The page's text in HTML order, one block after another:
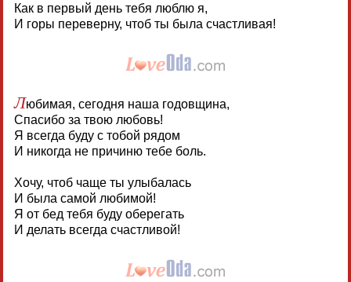
Как в первый день тебя люблю я,
И горы переверну, чтоб ты была счастливая!
Любимая, сегодня наша годовщина,
Спасибо за твою любовь!
Я всегда буду с тобой рядом
И никогда не причиню тебе боль.
Хочу, чтоб чаще ты улыбалась
И была самой любимой!
Я от бед тебя буду оберегать
И делать всегда счастливой!